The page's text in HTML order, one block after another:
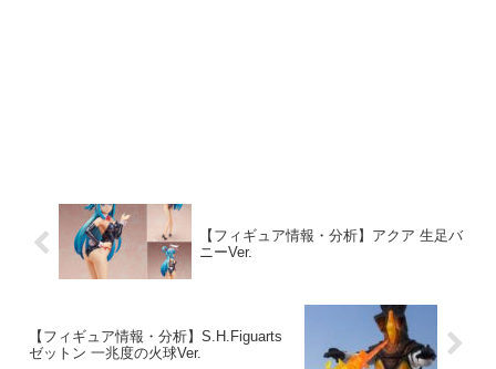
【フィギュア情報・分析】アクア 生足バ
ニーVer.
【フィギュア情報・分析】S.H.Figuarts
ゼットン 一兆度の火球Ver.